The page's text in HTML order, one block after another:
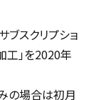
ブスクリプショ
工」を2020年
の場合は初月